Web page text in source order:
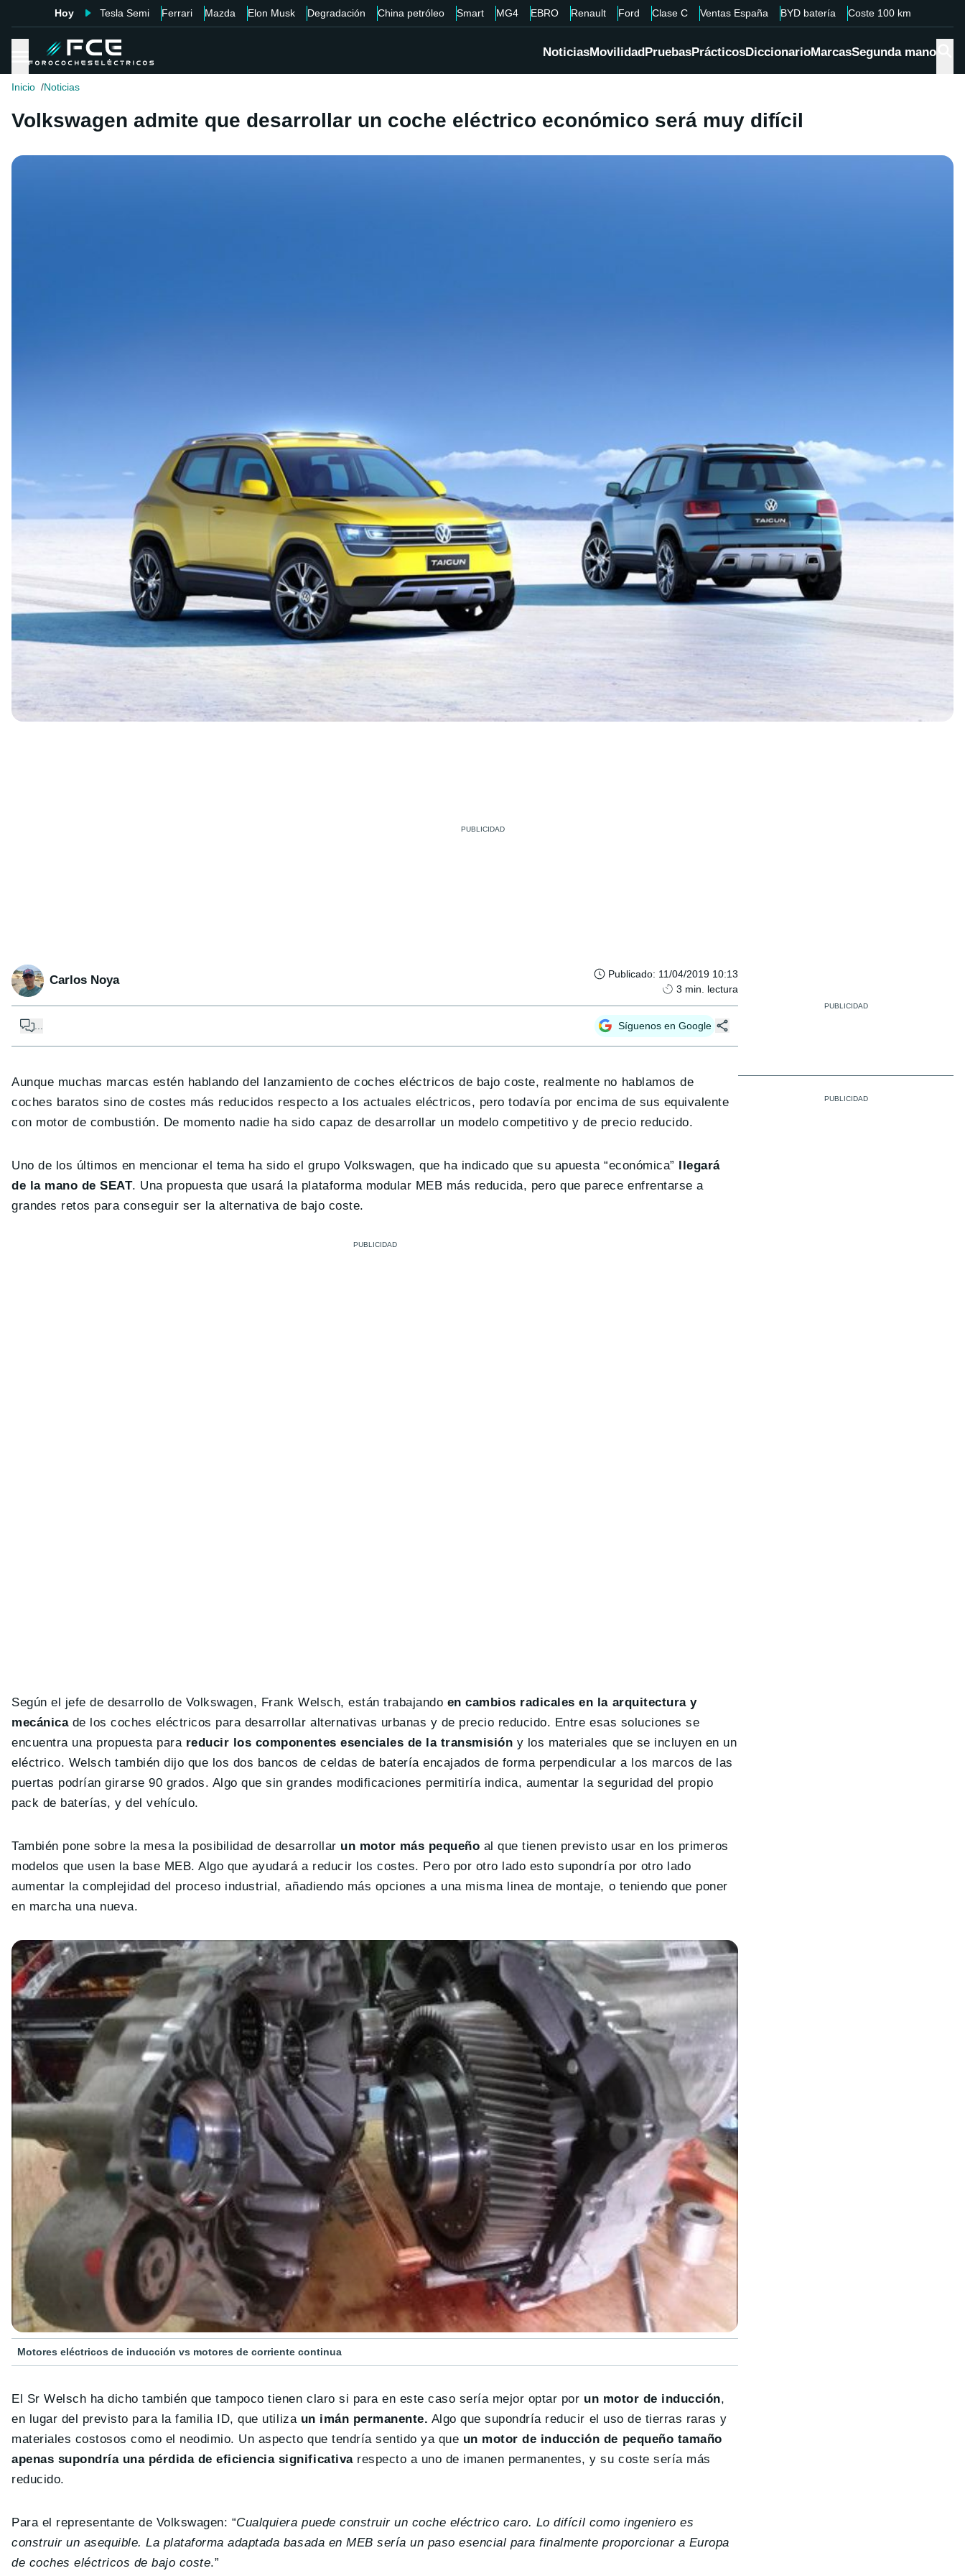
Hoy Tesla Semi Ferrari Mazda Elon Musk Degradación China petróleo Smart MG4 EBRO Renault Ford Clase C Ventas España BYD batería Coste 100 km
NoticiasMovilidadPruebasPrácticosDiccionarioMarcasSegunda mano
Inicio Noticias
Volkswagen admite que desarrollar un coche eléctrico económico será muy difícil
Carlos Noya Publicado: 11/04/2019 10:13
3 min. lectura
Síguenos en Google
Aunque muchas marcas estén hablando del lanzamiento de coches eléctricos de bajo coste, realmente no hablamos de
coches baratos sino de costes más reducidos respecto a los actuales eléctricos, pero todavía por encima de sus equivalente
con motor de combustión. De momento nadie ha sido capaz de desarrollar un modelo competitivo y de precio reducido.
Uno de los últimos en mencionar el tema ha sido el grupo Volkswagen, que ha indicado que su apuesta “económica” llegará
de la mano de SEAT. Una propuesta que usará la plataforma modular MEB más reducida, pero que parece enfrentarse a
grandes retos para conseguir ser la alternativa de bajo coste.
Según el jefe de desarrollo de Volkswagen, Frank Welsch, están trabajando en cambios radicales en la arquitectura y
mecánicade los coches eléctricos para desarrollar alternativas urbanas y de precio reducido. Entre esas soluciones se
encuentra una propuesta para reducir los componentes esenciales de la transmisión y los materiales que se incluyen en un
eléctrico. Welsch también dijo que los dos bancos de celdas de batería encajados de forma perpendicular a los marcos de las
puertas podrían girarse 90 grados. Algo que sin grandes modificaciones permitiría indica, aumentar la seguridad del propio
pack de baterías, y del vehículo.
También pone sobre la mesa la posibilidad de desarrollar un motor más pequeño al que tienen previsto usar en los primeros
modelos que usen la base MEB. Algo que ayudará a reducir los costes. Pero por otro lado esto supondría por otro lado
aumentar la complejidad del proceso industrial, añadiendo más opciones a una misma linea de montaje, o teniendo que poner
en marcha una nueva.
Motores eléctricos de inducción vs motores de corriente continua
El Sr Welsch ha dicho también que tampoco tienen claro si para en este caso sería mejor optar por un motor de inducción,
en lugar del previsto para la familia ID, que utilizaun imán permanente. Algo que supondría reducir el uso de tierras raras y
materiales costosos como el neodimio. Un aspecto que tendría sentido ya que un motor de inducción de pequeño tamaño
apenas supondría una pérdida de eficiencia significativarespecto a uno de imanen permanentes, y su coste sería más
reducido.
Para el representante de Volkswagen: “Cualquiera puede construir un coche eléctrico caro. Lo difícil como ingeniero es
construir un asequible. La plataforma adaptada basada en MEB sería un paso esencial para finalmente proporcionar a Europa
de coches eléctricos de bajo coste.”